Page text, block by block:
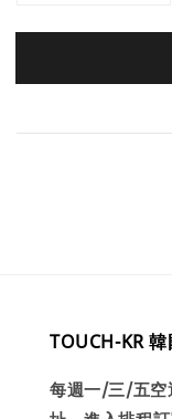
TOUCH-KR
每週一/三/五空